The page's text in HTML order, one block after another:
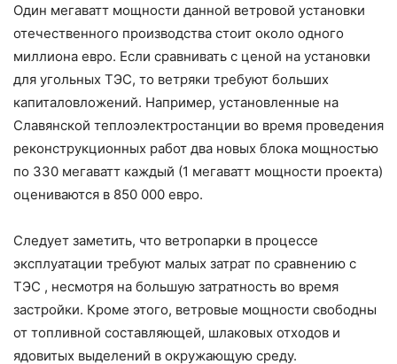
Один мегаватт мощности данной ветровой установки
отечественного производства стоит около одного
миллиона евро. Если сравнивать с ценой на установки
для угольных ТЭС, то ветряки требуют больших
капиталовложений. Например, установленные на
Славянской теплоэлектростанции во время проведения
реконструкционных работ два новых блока мощностью
по 330 мегаватт каждый (1 мегаватт мощности проекта)
оцениваются в 850 000 евро.
Следует заметить, что ветропарки в процессе
эксплуатации требуют малых затрат по сравнению с
ТЭС , несмотря на большую затратность во время
застройки. Кроме этого, ветровые мощности свободны
от топливной составляющей, шлаковых отходов и
ядовитых выделений в окружающую среду.